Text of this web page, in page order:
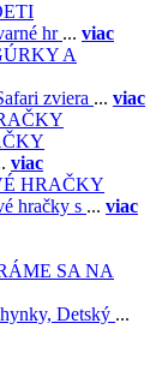
hr ... viac
A
zviera ... viac
viac
HRAČKY
hračky s ... viac
SA NA
Detský ...